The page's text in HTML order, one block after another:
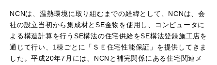
NCNは、温熱環境に取り組むまでの経緯として、NCNは、会
社の設立当初から集成材とSE金物を使用し、コンピュータに
よる構造計算を行うSE構法の住宅供給をSE構法登録施工店を
通じて行い、1棟ごとに「ＳＥ住宅性能保証」を提供してきま
した。平成20年7月には、NCNと補完関係にある住宅関連メ